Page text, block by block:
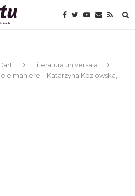
Literatura universala
maniere – Katarzyna Kozlowska,